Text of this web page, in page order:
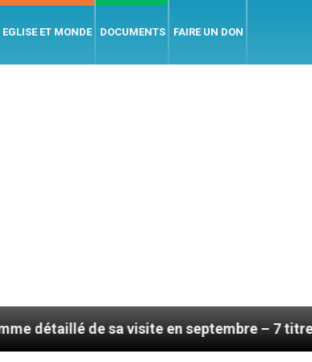
EGLISE ET MONDE DOCUMENTS FAIRE UN DON
sa visite en septembre – 7 titres, vendredi 7